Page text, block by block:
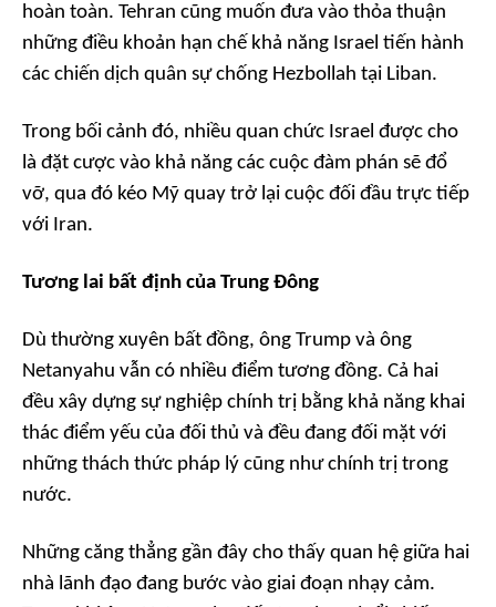
hoàn toàn. Tehran cũng muốn đưa vào thỏa thuận
những điều khoản hạn chế khả năng Israel tiến hành
các chiến dịch quân sự chống Hezbollah tại Liban.
Trong bối cảnh đó, nhiều quan chức Israel được cho
là đặt cược vào khả năng các cuộc đàm phán sẽ đổ
vỡ, qua đó kéo Mỹ quay trở lại cuộc đối đầu trực tiếp
với Iran.
Tương lai bất định của Trung Đông
Dù thường xuyên bất đồng, ông Trump và ông
Netanyahu vẫn có nhiều điểm tương đồng. Cả hai
đều xây dựng sự nghiệp chính trị bằng khả năng khai
thác điểm yếu của đối thủ và đều đang đối mặt với
những thách thức pháp lý cũng như chính trị trong
nước.
Những căng thẳng gần đây cho thấy quan hệ giữa hai
nhà lãnh đạo đang bước vào giai đoạn nhạy cảm.